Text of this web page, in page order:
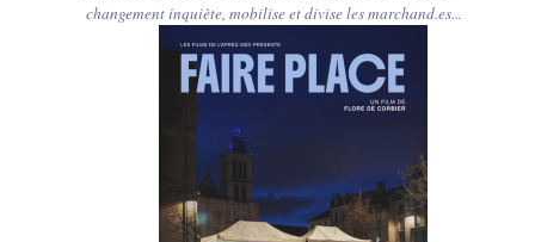
changement inquiète, mobilise et divise les marchand.es...